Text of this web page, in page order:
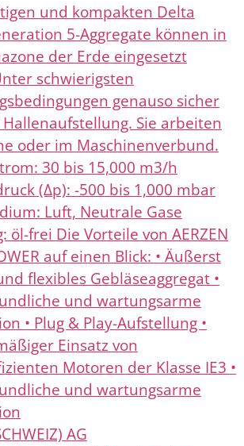
und kompakten Delta
5-Aggregate können in
der Erde eingesetzt
schwierigsten
genauso sicher
Sie arbeiten
oder im Maschinenverbund.
30 bis 15,000 m3/h
(Δp): -500 bis 1,000 mbar
Luft, Neutrale Gase
öl-frei Die Vorteile von AERZEN
auf einen Blick: • Äußerst
flexibles Gebläseaggregat •
und wartungsarme
• Plug & Play-Aufstellung •
Einsatz von
Motoren der Klasse IE3 •
und wartungsarme
AG